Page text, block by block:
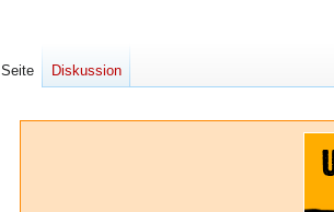
Seite Diskussion